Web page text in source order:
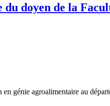
doyen de la
génie agroalimentaire au